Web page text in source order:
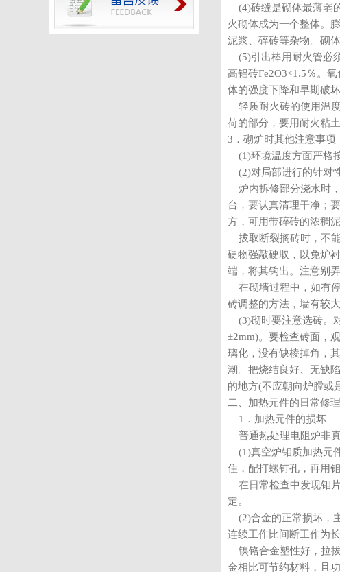
(4)砖缝是砌体最薄弱
火砌体成为一个整体。
泥浆、碎砖等杂物。砌
(5)引出棒用耐火管必
高铝砖Fe2O3<1.5％。
体的强度下降和早期破坏
轻质耐火砖的使用温
荷的部分，要用耐火粘
3．砌炉时其他注意事项
(1)环境温度方面严格
(2)对局部进行的针对
炉内拆修部分浇水时
台，要认真清理干净；
方，可用带碎砖的浓稠泥
拔取断裂搁砖时，不
硬物强敲硬取，以免炉
端，将其钩出。注意别
在砌墙过程中，如有
砖调整的方法，墙有较
(3)砌时要注意选砖。
±2mm)。要检查砖面，
璃化，没有缺棱掉角，
潮。把烧结良好、无缺
的地方(不应朝向炉膛或
二、加热元件的日常修理
1．加热元件的损坏
普通热处理电阻炉非真
(1)真空炉钼质加热元
住，配打螺钉孔，再用
在日常检查中发现钼
定。
(2)合金的正常损坏，
连续工作比间断工作为长
镍铬合金塑性好，拉
金相比可节约材料，且